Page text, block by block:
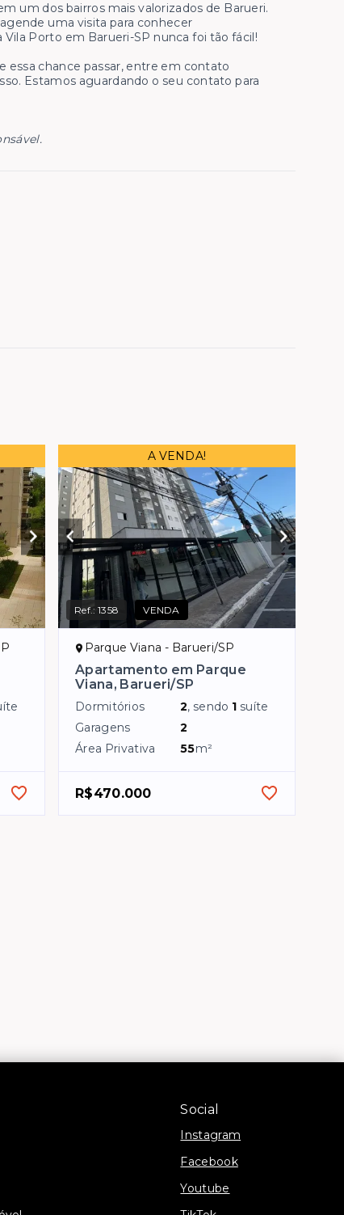
um dos bairros mais valorizados de Barueri.
uma visita para conhecer
Porto em Barueri-SP nunca foi tão fácil!
essa chance passar, entre em contato
Estamos aguardando o seu contato para
A VENDA!
Ref.:1358 VENDA
Parque Viana - Barueri/SP
Apartamento em Parque
Viana, Barueri/SP
Dormitórios 2, sendo 1 suíte
Garagens
2
Área Privativa
55m²
R$470.000
Social
Instagram
Facebook
Youtube